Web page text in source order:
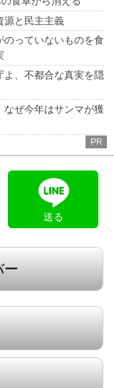
源と民主主義
のっていないものを食
よ、不都合な真実を隠
ぜ今年はサンマが獲
PR
送る
ー